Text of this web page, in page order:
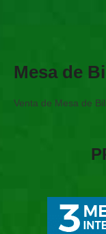
Mesa de
Venta de Mesa de